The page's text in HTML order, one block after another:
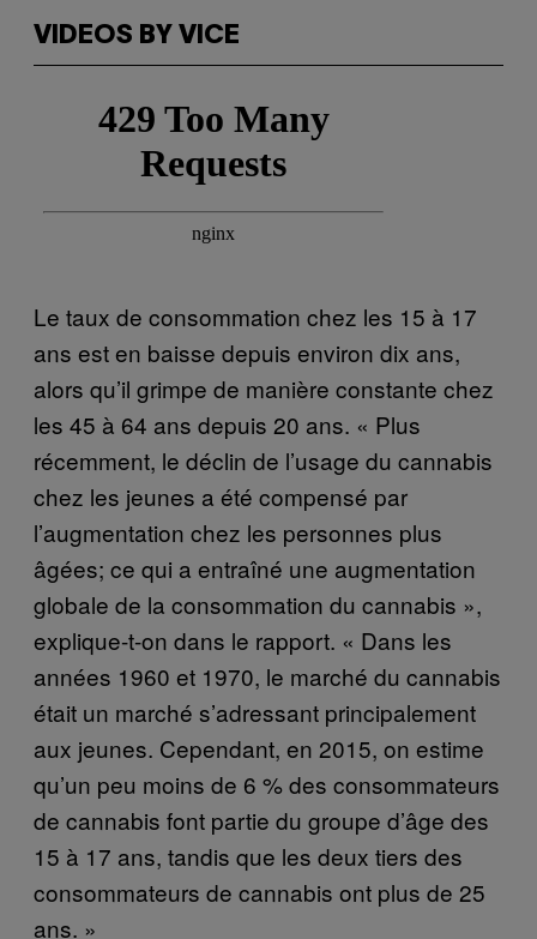
VIDEOS BY VICE
Le taux de consommation chez les 15 à 17
ans est en baisse depuis environ dix ans,
alors qu’il grimpe de manière constante chez
les 45 à 64 ans depuis 20 ans. « Plus
récemment, le déclin de l’usage du cannabis
chez les jeunes a été compensé par
l’augmentation chez les personnes plus
âgées; ce qui a entraîné une augmentation
globale de la consommation du cannabis »,
explique-t-on dans le rapport. « Dans les
années 1960 et 1970, le marché du cannabis
était un marché s’adressant principalement
aux jeunes. Cependant, en 2015, on estime
qu’un peu moins de 6 % des consommateurs
de cannabis font partie du groupe d’âge des
15 à 17 ans, tandis que les deux tiers des
consommateurs de cannabis ont plus de 25
ans. »